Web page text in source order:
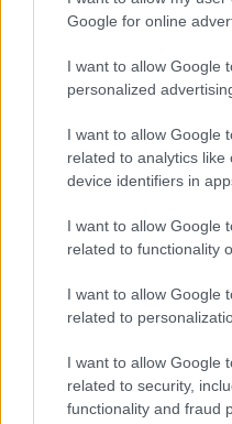
Google for online
I want to allow Google
personalized
I want to allow Google
related to analytics like
device identifiers in
I want to allow Google
related to functionality
I want to allow Google
related to
I want to allow Google
related to security,
functionality and fraud
Διαβάστε